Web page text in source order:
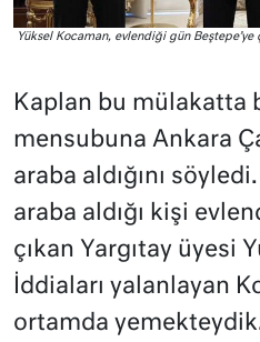
Yüksel Kocaman, evlendiği gün Beştepe’ye
Kaplan bu mülakatta
mensubuna Ankara
araba aldığını
araba aldığı kişi
çıkan Yargıtay üyesi
İddiaları yalanlayan
ortamda